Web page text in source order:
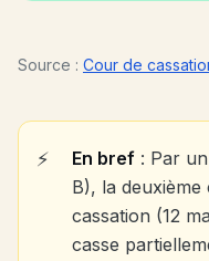
Source : Cour de
En bref : Par
B), la
cassation (12
casse